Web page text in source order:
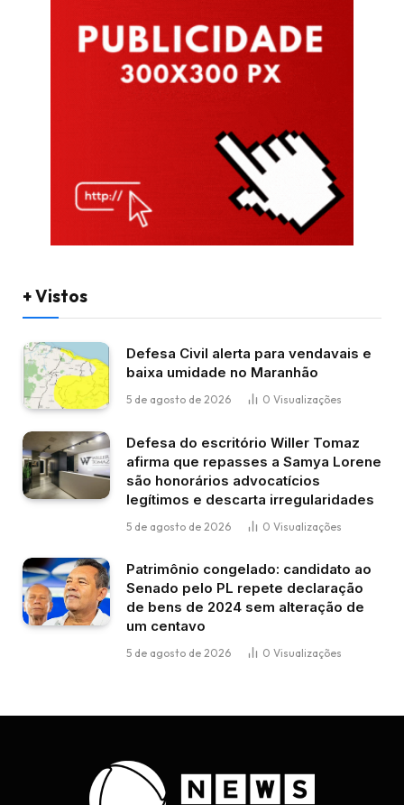
+ Vistos
Defesa Civil alerta para vendavais e
baixa umidade no Maranhão
5 de agosto de 2026 0 Visualizações
Defesa do escritório Willer Tomaz
afirma que repasses a Samya Lorene
são honorários advocatícios
legítimos e descarta irregularidades
5 de agosto de 2026 0 Visualizações
Patrimônio congelado: candidato ao
Senado pelo PL repete declaração
de bens de 2024 sem alteração de
um centavo
5 de agosto de 2026 0 Visualizações